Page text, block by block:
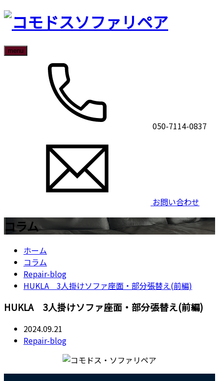
menu
050-7114-0837
お問い合わせ
コラム
ホーム
コラム
Repair-blog
HUKLA 3人掛けソファ座面・部分張替え(前編)
HUKLA 3人掛けソファ座面・部分張替え(前編)
2024.09.21
Repair-blog